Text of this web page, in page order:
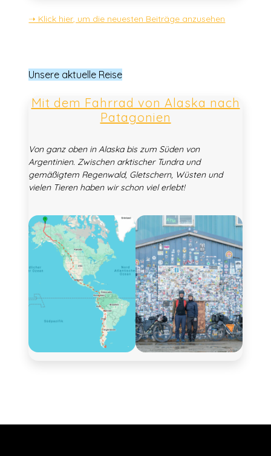
➝ Klick hier, um die neuesten Beiträge anzusehen
Unsere aktuelle Reise
Mit dem Fahrrad von Alaska nach
Patagonien
Von ganz oben in Alaska bis zum Süden von
Argentinien. Zwischen arktischer Tundra und
gemäßigtem Regenwald, Gletschern, Wüsten und
vielen Tieren haben wir schon viel erlebt!